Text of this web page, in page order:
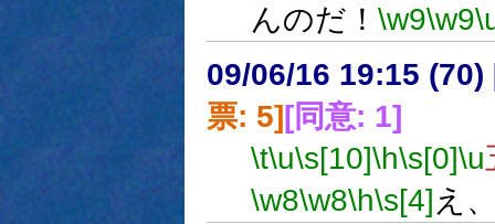
んのだ！ \w9\w9
09/06/16 19:15 (70)
票: 5][同意: 1]
\t\u\s[10]\h\s[0]\u
\w8\w8\h\s[4] え